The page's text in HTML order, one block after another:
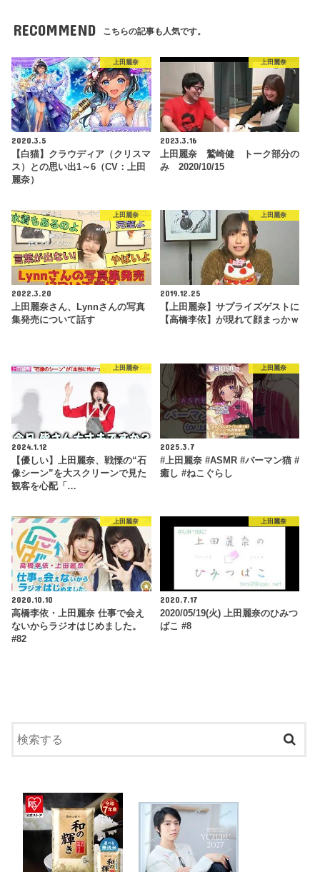
RECOMMEND こちらの記事も人気です。
上田麗奈
2020.3.5
【白猫】クラウディア（クリスマ
ス）との思い出1～6（CV：上田
麗奈）
上田麗奈
2023.3.16
上田麗奈 鷲崎健 トーク部分の
み 2020/10/15
上田麗奈
2022.3.20
上田麗奈さん、Lynnさんの写真
集発売について話す
上田麗奈
2019.12.25
【上田麗奈】サプライズゲストに
【高橋李依】が現れて顔まっかｗ
上田麗奈
2024.1.12
【優しい】上田麗奈、戦慄の“石
像シーン”を大スクリーンで見た
観客を心配「…
上田麗奈
2025.3.7
#上田麗奈 #ASMR #バーマン猫 #
癒し #ねこぐらし
上田麗奈
2020.10.10
高橋李依・上田麗奈 仕事で会え
ないからラジオはじめました。
#82
上田麗奈
2020.7.17
2020/05/19(火) 上田麗奈のひみつ
ばこ #8